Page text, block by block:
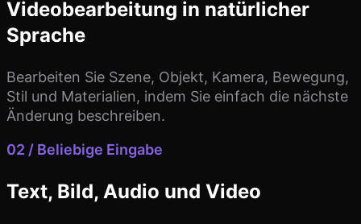
Videobearbeitung in natürlicher
Sprache
Bearbeiten Sie Szene, Objekt, Kamera, Bewegung,
Stil und Materialien, indem Sie einfach die nächste
Änderung beschreiben.
02 / Beliebige Eingabe
Text, Bild, Audio und Video